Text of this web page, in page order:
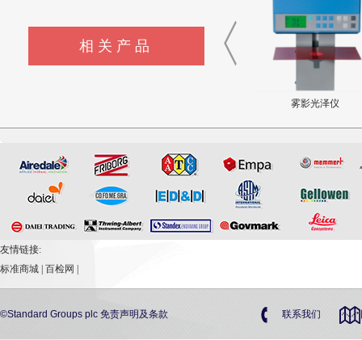
相关产品
雾影光泽仪
友情链接:
标准商城 百检网
©Standard Groups plc 免责声明及条款 联系我们